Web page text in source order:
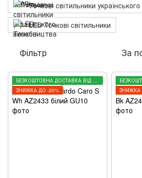
Точкові світильники
LED Точкові світильники
Фільтр За
БЕЗКОШТОВНА ДОСТАВКА ВІД 3000 ГРН
ЗНИЖКА ДО -20%
ЗНИЖКА